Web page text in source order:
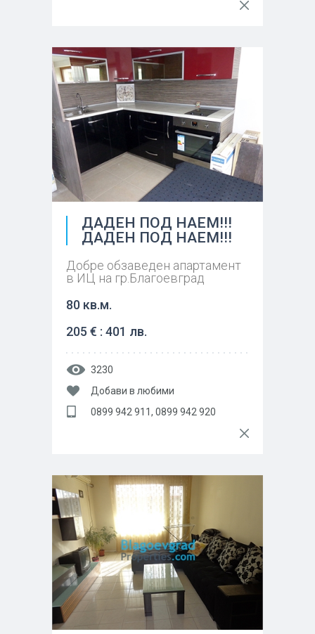
ДАДЕН ПОД НАЕМ!!!
ДАДЕН ПОД НАЕМ!!!
Добре обзаведен апартамент
в ИЦ на гр.Благоевград
80 кв.м.
205 € : 401 лв.
3230
Добави в любими
0899 942 911, 0899 942 920